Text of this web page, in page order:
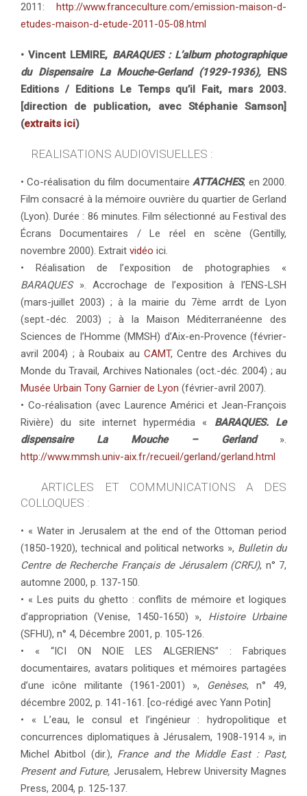
2011: http://www.franceculture.com/emission-maison-d-
etudes-maison-d-etude-2011-05-08.html
• Vincent LEMIRE, BARAQUES : L’album photographique
du Dispensaire La Mouche-Gerland (1929-1936),ENS
Editions / Editions Le Temps qu’il Fait, mars 2003.
[direction de publication, avec Stéphanie Samson]
(extraits ici)
REALISATIONS AUDIOVISUELLES :
• Co-réalisation du film documentaireATTACHES, en 2000.
Film consacré à la mémoire ouvrière du quartier de Gerland
(Lyon). Durée : 86 minutes. Film sélectionné au Festival des
Écrans Documentaires / Le réel en scène (Gentilly,
novembre 2000). Extrait vidéo ici.
• Réalisation de l’exposition de photographies «
BARAQUES». Accrochage de l’exposition à l’ENS-LSH
(mars-juillet 2003) ; à la mairie du 7ème arrdt de Lyon
(sept.-déc. 2003) ; à la Maison Méditerranéenne des
Sciences de l’Homme (MMSH) d’Aix-en-Provence (février-
avril 2004) ; à Roubaix au CAMT, Centre des Archives du
Monde du Travail, Archives Nationales (oct.-déc. 2004) ; au
Musée Urbain Tony Garnier de Lyon (février-avril 2007).
• Co-réalisation (avec Laurence Américi et Jean-François
Rivière) du site internet hypermédia « BARAQUES. Le
dispensaire La Mouche – Gerland».
http://www.mmsh.univ-aix.fr/recueil/gerland/gerland.html
ARTICLES ET COMMUNICATIONS A DES
COLLOQUES :
• « Water in Jerusalem at the end of the Ottoman period
(1850-1920), technical and political networks », Bulletin du
Centre de Recherche Français de Jérusalem (CRFJ), n° 7,
automne 2000, p. 137-150.
• « Les puits du ghetto : conflits de mémoire et logiques
d’appropriation (Venise, 1450-1650) », Histoire Urbaine
(SFHU), n° 4, Décembre 2001, p. 105-126.
• « “ICI ON NOIE LES ALGERIENS” : Fabriques
documentaires, avatars politiques et mémoires partagées
d’une icône militante (1961-2001) »,
Genèses, n° 49,
décembre 2002, p. 141-161. [co-rédigé avec Yann Potin]
• « L’eau, le consul et l’ingénieur : hydropolitique et
concurrences diplomatiques à Jérusalem, 1908-1914 », in
Michel Abitbol (dir.), France and the Middle East : Past,
Present and Future, Jerusalem, Hebrew University Magnes
Press, 2004, p. 125-137.